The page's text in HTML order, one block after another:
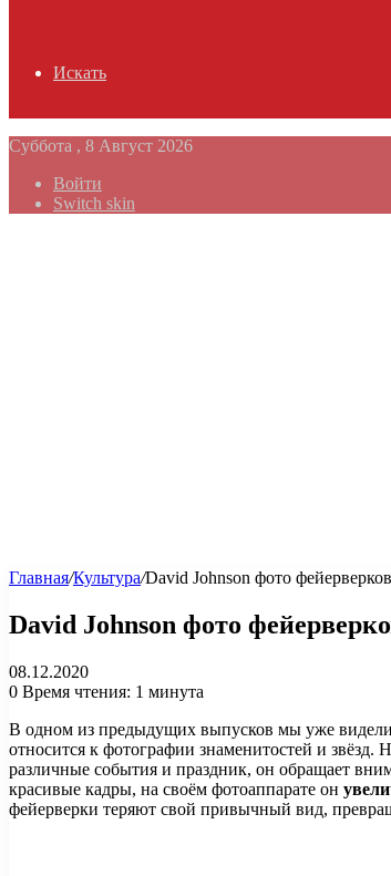
Искать
Суббота , 8 Август 2026
Войти
Switch skin
Главная/Культура/David Johnson фото
David Johnson фото
08.12.2020
0 Время чтения: 1 минута
В одном из предыдущих выпусков мы уже видели
относится к фотографии знаменитостей и звёзд.
различные события и праздник, он обращает
красивые кадры, на своём фотоаппарате он
фейерверки теряют свой привычный вид,